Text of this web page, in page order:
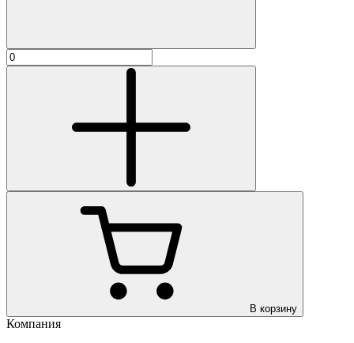
В корзину
Компания